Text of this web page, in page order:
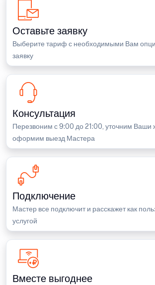
Оставьте заявку
Выберите тариф с необходимыми Вам
заявку
Консультация
Перезвоним с 9:00 до 21:00, уточним Ваши
оформим выезд Мастера
Подключение
Мастер все подключит и расскажет как
услугой
Вместе выгоднее